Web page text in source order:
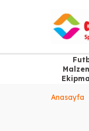
Anasayfa